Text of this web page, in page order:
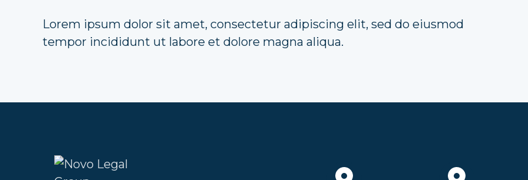
Lorem ipsum dolor sit amet, consectetur adipiscing elit, sed do eiusmod
tempor incididunt ut labore et dolore magna aliqua.